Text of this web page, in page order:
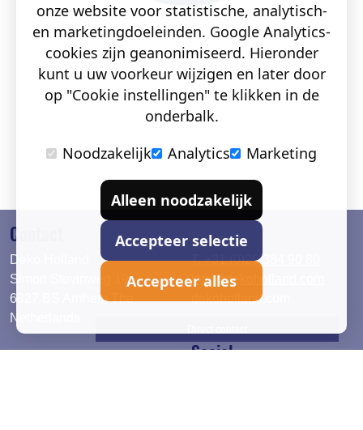
Contact
Deko Holland
Simon Stevinweg 19
6827 BS Arnhem The
Netherlands
T. +31 (0)26 384 90 80
info@dekoholland.com
dekoholland.com
Social
onze website voor statistische, analytisch-
en marketingdoeleinden. Google Analytics-
cookies zijn geanonimiseerd. Hieronder
kunt u uw voorkeur wijzigen en later door
op "Cookie instellingen" te klikken in de
onderbalk.
Noodzakelijk
Analytics Marketing
Alleen noodzakelijk
Accepteer selectie
Accepteer alles